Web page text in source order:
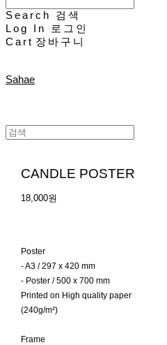
Search
검색
Log In
로그인
Cart 장바구니
Sahae
CANDLE POSTER
18,000원
Poster
- A3 / 297 x 420 mm
- Poster / 500 x 700 mm
Printed on High quality paper
(240g/m²)
Frame